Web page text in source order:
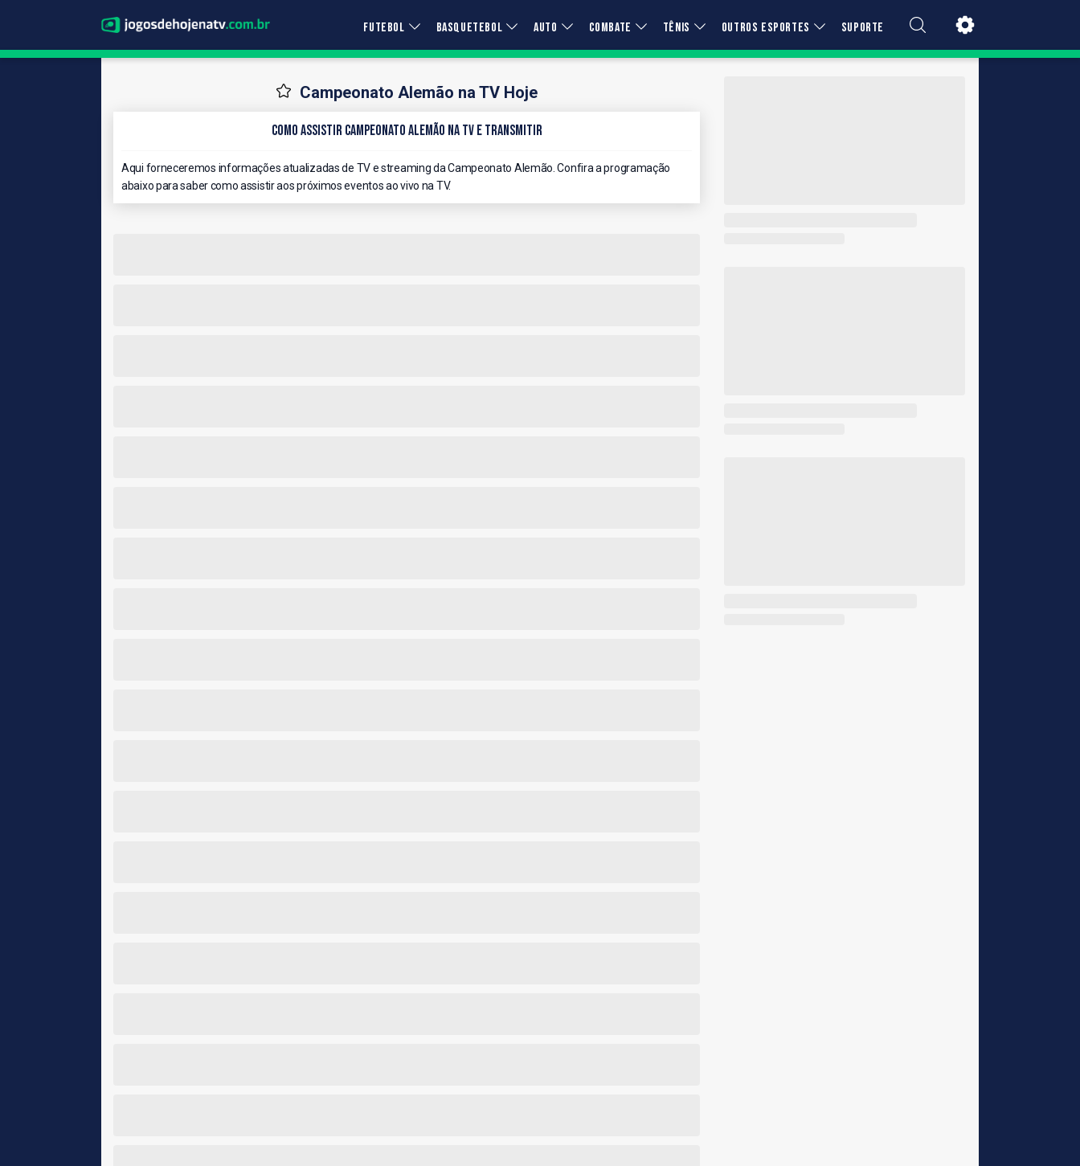
FUTEBOL BASQUETEBOL AUTO COMBATE TÊNIS OUTROS ESPORTES SUPORTE
Campeonato Alemão na TV Hoje
Como Assistir Campeonato Alemão na TV e Transmitir
Aqui forneceremos informações atualizadas de TV e streaming da Campeonato Alemão. Confira a programação
abaixo para saber como assistir aos próximos eventos ao vivo na TV.